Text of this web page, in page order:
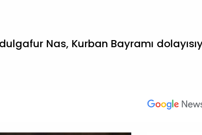
Nas, Kurban Bayramı